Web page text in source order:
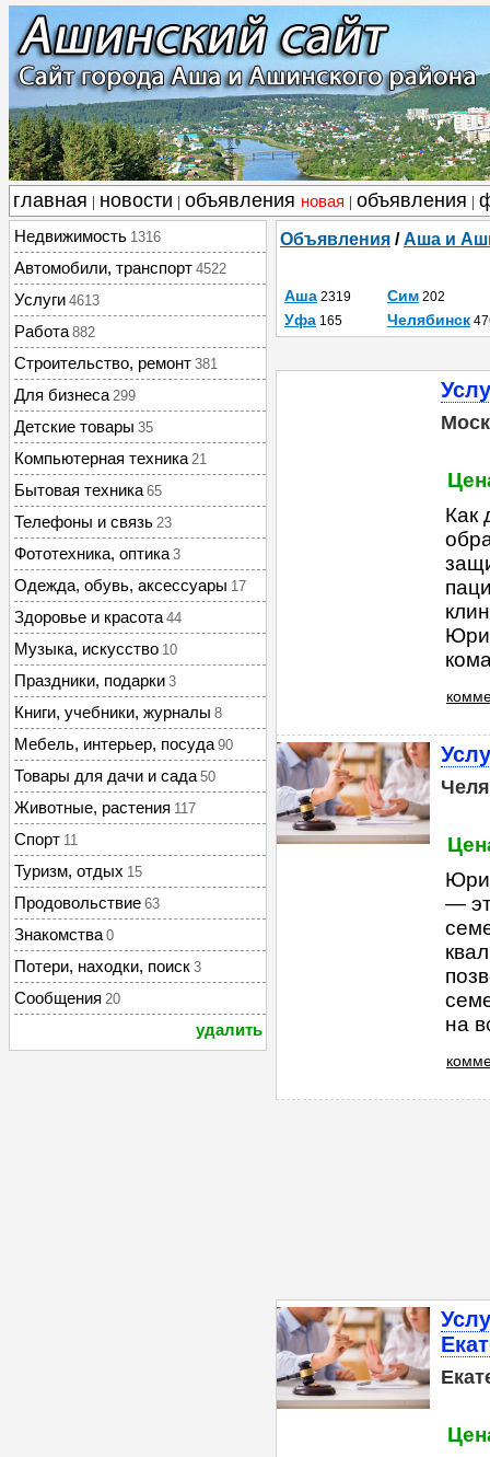
главная новости объявления новая объявления
Недвижимость 1316
Автомобили, транспорт 4522
Услуги 4613
Работа 882
Строительство, ремонт 381
Для бизнеса 299
Детские товары 35
Компьютерная техника 21
Бытовая техника 65
Телефоны и связь 23
Фототехника, оптика 3
Одежда, обувь, аксессуары 17
Здоровье и красота 44
Музыка, искусство 10
Праздники, подарки 3
Книги, учебники, журналы 8
Мебель, интерьер, посуда 90
Товары для дачи и сада 50
Животные, растения 117
Спорт 11
Туризм, отдых 15
Продовольствие 63
Знакомства 0
Потери, находки, поиск 3
Сообщения 20
удалить
Объявления /Аша и
Аша 2319 Сим 202
Уфа 165 Челябинск
Как
—
на